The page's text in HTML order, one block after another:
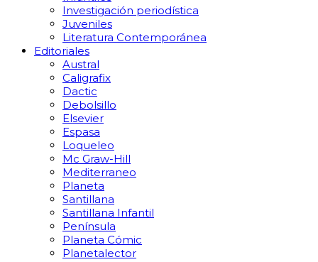
Investigación periodística
Juveniles
Literatura Contemporánea
Editoriales
Austral
Caligrafix
Dactic
Debolsillo
Elsevier
Espasa
Loqueleo
Mc Graw-Hill
Mediterraneo
Planeta
Santillana
Santillana Infantil
Península
Planeta Cómic
Planetalector